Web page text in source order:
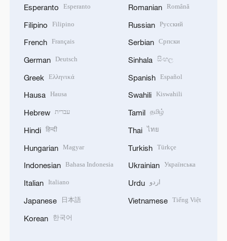
Esperanto Esperanto
Filipino Filipino
French Français
German Deutsch
Greek Ελληνικά
Hausa Hausa
Hebrew עברית
Hindi हिन्दी
Hungarian Magyar
Indonesian Bahasa Indonesia
Italian Italiano
Japanese 日本語
Korean 한국어
Romanian Română
Russian Русский
Serbian Српски
Sinhala සිංහල
Spanish Español
Swahili Kiswahili
Tamil தமிழ்
Thai ไทย
Turkish Türkçe
Ukrainian Українська
Urdu اردو
Vietnamese Tiếng Việt